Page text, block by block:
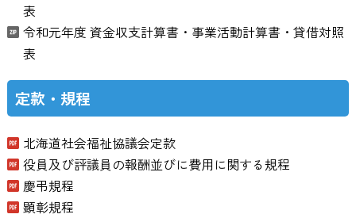
表
令和元年度 資金収支計算書・事業活動計算書・貸借対照
表
定款・規程
北海道社会福祉協議会定款
役員及び評議員の報酬並びに費用に関する規程
慶弔規程
顕彰規程